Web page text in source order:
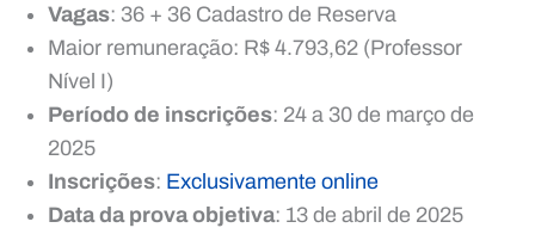
Vagas: 36 + 36 Cadastro de Reserva
Maior remuneração: R$ 4.793,62 (Professor
Nível I)
Período de inscrições: 24 a 30 de março de
2025
Inscrições: Exclusivamente online
Data da prova objetiva: 13 de abril de 2025